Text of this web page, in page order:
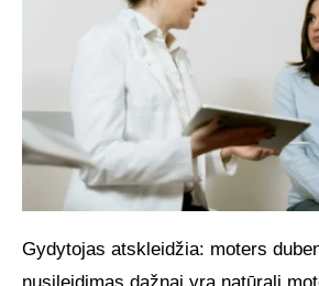
Gydytojas atskleidžia: moters